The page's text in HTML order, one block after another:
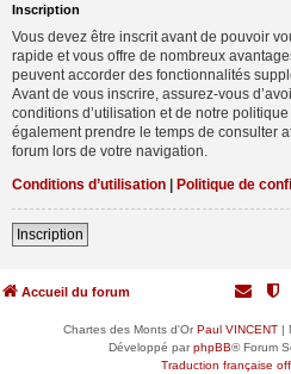
Inscription
Vous devez être inscrit avant de pouvoir
rapide et vous offre de nombreux
peuvent accorder des fonctionnalités
Avant de vous inscrire, assurez-vous
conditions d’utilisation et de notre
également prendre le temps de consulter
forum lors de votre navigation.
Conditions d’utilisation | Politique de
Inscription
Accueil du forum
Chartes des Monts d'OrPaul VINCENT|
Développé parphpBB® Forum
Traduction française